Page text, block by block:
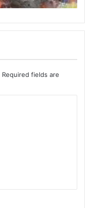
Required fields are